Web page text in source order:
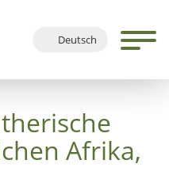
Deutsch
Español
Afrika,